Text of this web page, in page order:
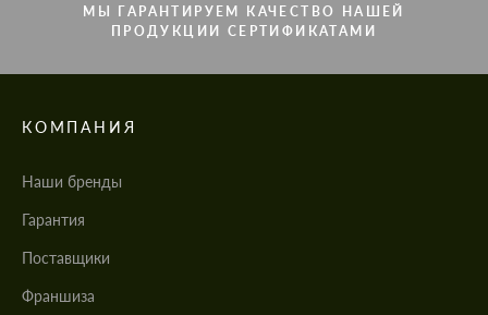
МЫ ГАРАНТИРУЕМ КАЧЕСТВО НАШЕЙ
ПРОДУКЦИИ СЕРТИФИКАТАМИ
КОМПАНИЯ
Наши бренды
Гарантия
Поставщики
Франшиза